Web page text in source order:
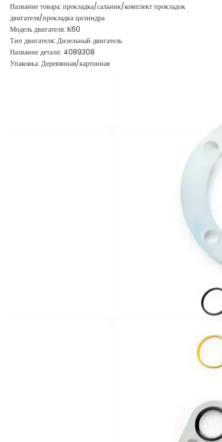
Название товара: прокладка/сальник/комплект прокладок
двигателя/прокладка цилиндра
Модель двигателя: К60
Тип двигателя: Дизельный двигатель
Название детали: 4089308
Упаковка: Деревянная/картонная